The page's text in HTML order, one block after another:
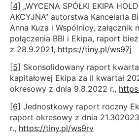
[4] „WYCENA SPÓŁKI EKIPA
AKCYJNA” autorstwa Kancelaria
Anna Kuza i Wspólnicy, załącznik
połączenia BBI i Ekipa, raport
z 28.9.2021, https://tiny.pl/ws97j
[5] Skonsolidowany raport
kapitałowej Ekipa za II kwartał
okresowy z dnia 9.8.2022 r.,
[6] Jednostkowy raport roczny
raport okresowy z dnia 21.302023
r., https://tiny.pl/ws9rv